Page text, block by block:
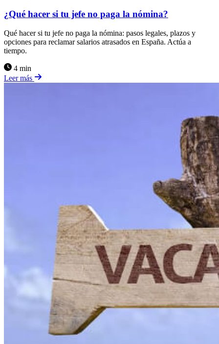
¿Qué hacer si tu jefe no paga la nómina?
Qué hacer si tu jefe no paga la nómina: pasos legales, plazos y
opciones para reclamar salarios atrasados en España. Actúa a
tiempo.
4 min
Leer más